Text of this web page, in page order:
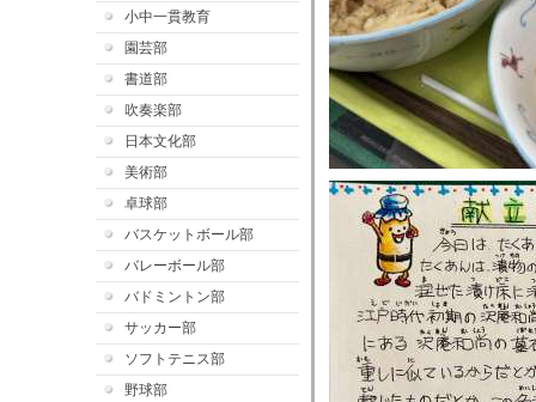
小中一貫教育
園芸部
書道部
吹奏楽部
日本文化部
美術部
卓球部
バスケットボール部
バレーボール部
バドミントン部
サッカー部
ソフトテニス部
野球部